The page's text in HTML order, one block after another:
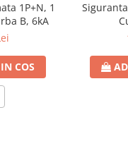
1P+N, 1
B, 6kA
COS